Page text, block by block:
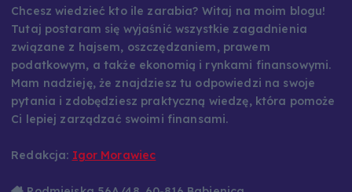
Chcesz wiedzieć kto ile zarabia? Witaj na moim blogu!
Tutaj postaram się wyjaśnić wszystkie zagadnienia
związane z hajsem, oszczędzaniem, prawem
podatkowym, a także ekonomią i rynkami finansowymi.
Mam nadzieję, że znajdziesz tu odpowiedzi na swoje
pytania i zdobędziesz praktyczną wiedzę, która pomoże
Ci lepiej zarządzać swoimi finansami.
Redakcja: Igor Morawiec